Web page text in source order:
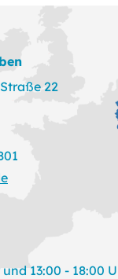
22
13:00 - 18:00